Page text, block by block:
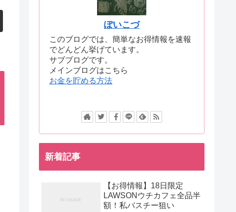
ぽいこづ
このブログでは、簡単なお得情報を速報
でどんどん挙げています。
サブブログです。
メインブログはこちら
お金を貯める方法
新着記事
【お得情報】18日限定
LAWSONウチカフェ全品半
額！私バスチー狙い